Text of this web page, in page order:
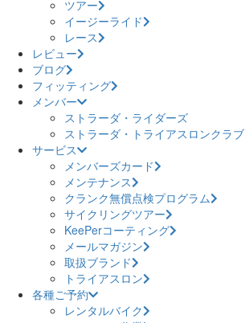
ツアー
イージーライド
レース
レビュー
ブログ
フィッティング
メンバー
ストラーダ・ライダーズ
ストラーダ・トライアスロンクラブ
サービス
メンバーズカード
メンテナンス
クランク無償点検プログラム
サイクリングツアー
KeePerコーティング
メールマガジン
取扱ブランド
トライアスロン
各種ご予約
レンタルバイク